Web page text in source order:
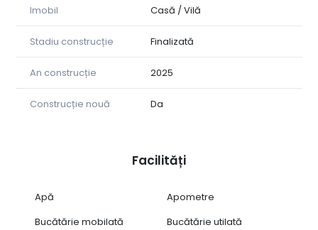
Imobil Casă / Vilă
Stadiu construcție Finalizată
An construcție 2025
Construcție nouă Da
Facilități
Apă
Apometre
Bucătărie mobilată
Bucătărie utilată